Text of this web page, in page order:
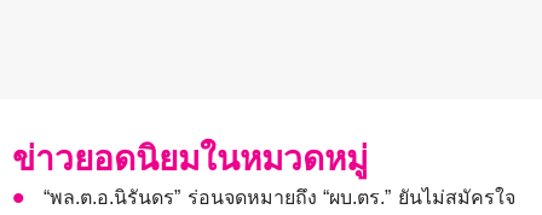
ข่าวยอดนิยมในหมวดหมู่
“พล.ต.อ.นิรันดร” ร่อนจดหมายถึง “ผบ.ตร.” ยันไม่สมัครใจ